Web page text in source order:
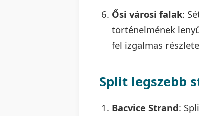
Ősi városi falak:
történelmének
fel izgalmas
Split legszebb
Bacvice Strand: